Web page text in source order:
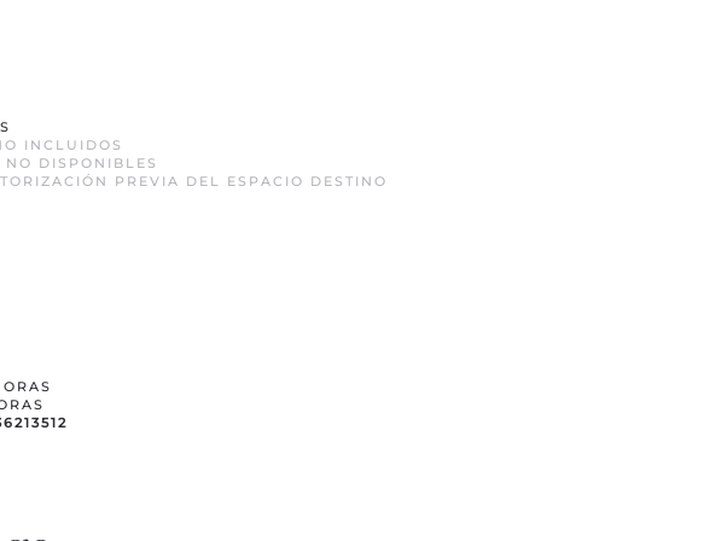
INCLUIDOS
DISPONIBLES
PREVIA DEL ESPACIO DESTINO